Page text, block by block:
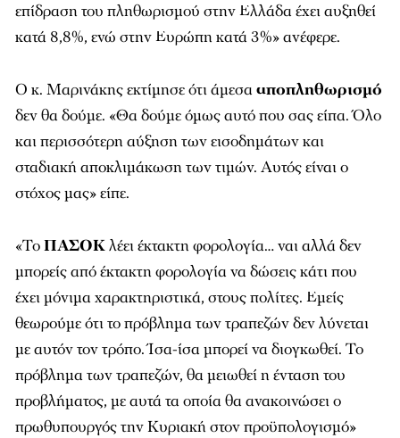
επίδραση του πληθωρισμού στην Ελλάδα έχει αυξηθεί
κατά 8,8%, ενώ στην Ευρώπη κατά 3%» ανέφερε.
Ο κ. Μαρινάκης εκτίμησε ότι άμεσααποπληθωρισμό
δεν θα δούμε. «Θα δούμε όμως αυτό που σας είπα. Όλο
και περισσότερη αύξηση των εισοδημάτων και
σταδιακή αποκλιμάκωση των τιμών. Αυτός είναι ο
στόχος μας» είπε.
«ΤοΠΑΣΟΚλέει έκτακτη φορολογία… ναι αλλά δεν
μπορείς από έκτακτη φορολογία να δώσεις κάτι που
έχει μόνιμα χαρακτηριστικά, στους πολίτες. Εμείς
θεωρούμε ότι το πρόβλημα των τραπεζών δεν λύνεται
με αυτόν τον τρόπο. Ίσα-ίσα μπορεί να διογκωθεί. Το
πρόβλημα των τραπεζών, θα μειωθεί η ένταση του
προβλήματος, με αυτά τα οποία θα ανακοινώσει ο
πρωθυπουργός την Κυριακή στον προϋπολογισμό»